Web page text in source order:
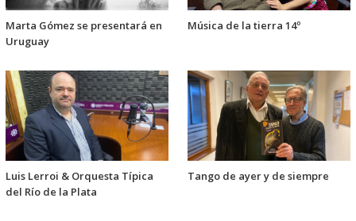
Marta Gómez se presentará en
Uruguay
Música de la tierra 14º
Luis Lerroi & Orquesta Típica
del Río de la Plata
Tango de ayer y de siempre